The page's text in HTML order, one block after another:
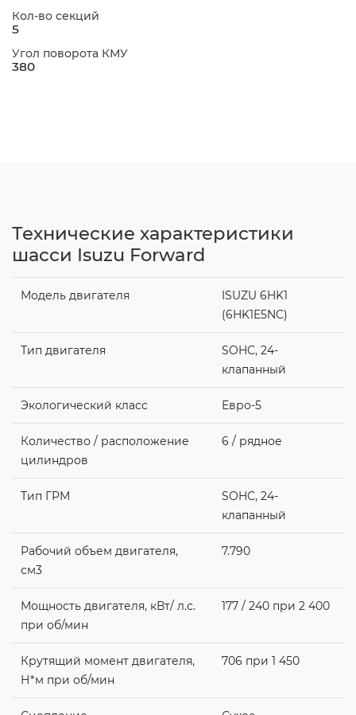
Кол-во секций
5
Угол поворота КМУ
380
Технические характеристики
шасси Isuzu Forward
Модель двигателя
ISUZU 6HK1
(6HK1E5NC)
Тип двигателя
SOHC, 24-
клапанный
Экологический класс Евро-5
Количество / расположение
цилиндров
6 / рядное
Тип ГРМ
SOHC, 24-
клапанный
Рабочий объем двигателя,
см3
7.790
Мощность двигателя, кВт/ л.с.
при об/мин
177 / 240 при 2 400
Крутящий момент двигателя,
Н*м при об/мин
706 при 1 450